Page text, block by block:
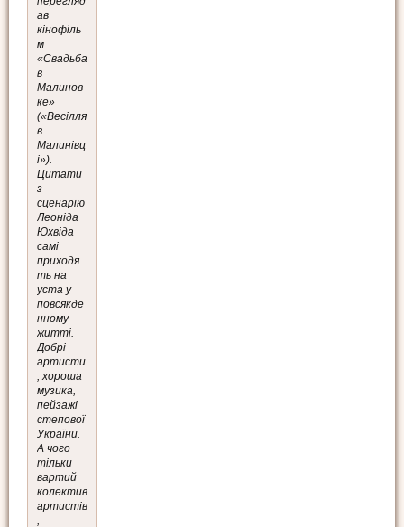
ав
кінофіль
м
«Свадьба
в
Малинов
ке»
(«Весілля
в
Малинівц
і»).
Цитати
з
сценарію
Леоніда
Юхвіда
самі
приходя
ть на
уста у
повсякде
нному
житті.
Добрі
артисти
, хороша
музика,
пейзажі
степової
України.
А чого
тільки
вартий
колектив
артистів